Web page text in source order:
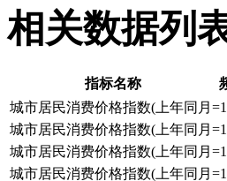
相关数据列
指标名称
城市居民消费价格指数(上年同月
城市居民消费价格指数(上年同月
城市居民消费价格指数(上年同月
城市居民消费价格指数(上年同月